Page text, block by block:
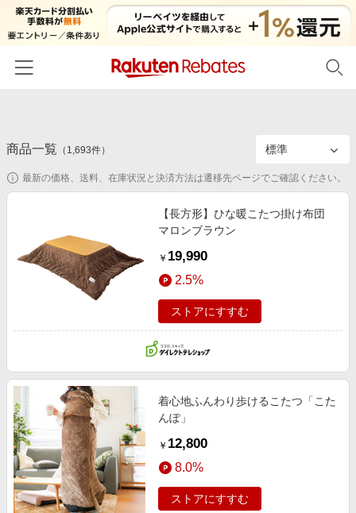
カテゴリー一覧
百貨店・総合ECモール
ファッション・インナー・小物
食品・スイーツ・お酒
日用品・キッチン用品
コスメ・健康・医薬品
スポーツ・アウトドア・ゴルフ
インテリア・寝具
ペット・花・DIY・車
旅行・レジャー・ホテル予約
生活・お役立ち
イベント一覧
初回購入者限定特典
対象ストア新規限定特典
新着ストアのご紹介
楽天サービス特集
旅行特集
わくわく夏特集
50万ポイント山分けキャンペーン
とことん買い物チャレンジ
Apple公式サイト×楽天カード分割払い
友達紹介
楽天IDでログイン/会員登録
商品一覧 （ 1,693件）
最新の価格、送料、在庫状況と決済方法は遷移先ページでご確認ください。
【長方形】ひな暖こたつ掛け布団
マロンブラウン
￥ 19,990
2.5%
ストアにすすむ
着心地ふんわり歩けるこたつ「こた
んぽ」
￥ 12,800
8.0%
ストアにすすむ